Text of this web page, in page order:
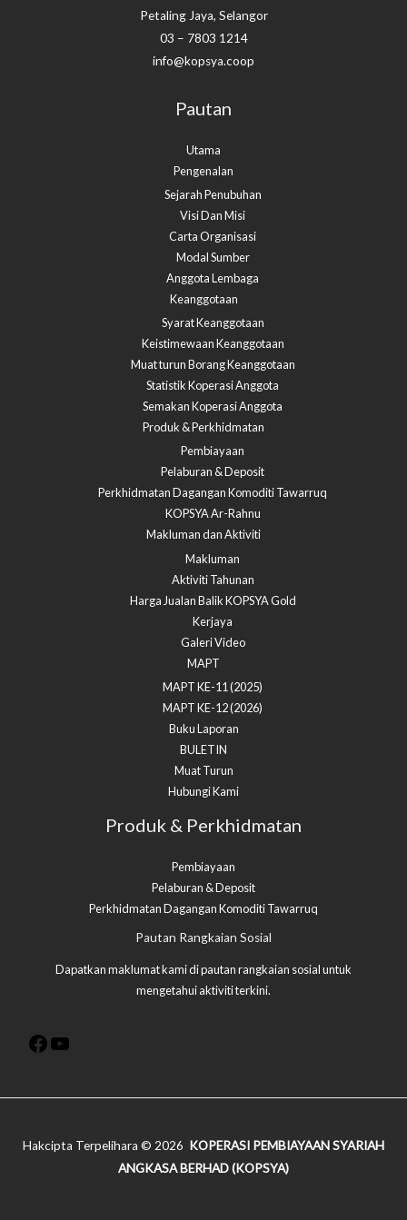
Petaling Jaya, Selangor
03 – 7803 1214
info@kopsya.coop
Pautan
Utama
Pengenalan
Sejarah Penubuhan
Visi Dan Misi
Carta Organisasi
Modal Sumber
Anggota Lembaga
Keanggotaan
Syarat Keanggotaan
Keistimewaan Keanggotaan
Muat turun Borang Keanggotaan
Statistik Koperasi Anggota
Semakan Koperasi Anggota​
Produk & Perkhidmatan
Pembiayaan
Pelaburan & Deposit
Perkhidmatan Dagangan Komoditi Tawarruq
KOPSYA Ar-Rahnu
Makluman dan Aktiviti
Makluman
Aktiviti Tahunan
Harga Jualan Balik KOPSYA Gold
Kerjaya
Galeri Video
MAPT
MAPT KE-11 (2025)
MAPT KE-12 (2026)
Buku Laporan
BULETIN
Muat Turun
Hubungi Kami
Produk & Perkhidmatan
Pembiayaan
Pelaburan & Deposit
Perkhidmatan Dagangan Komoditi Tawarruq​
Pautan Rangkaian Sosial
Dapatkan maklumat kami di pautan rangkaian sosial untuk
mengetahui aktiviti terkini.
Hakcipta Terpelihara © 2026 KOPERASI PEMBIAYAAN SYARIAH
ANGKASA BERHAD (KOPSYA)